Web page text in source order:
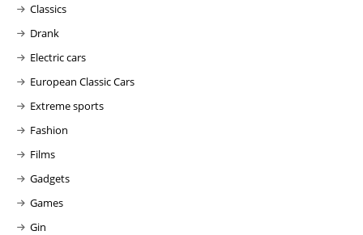
Classics
Drank
Electric cars
European Classic Cars
Extreme sports
Fashion
Films
Gadgets
Games
Gin